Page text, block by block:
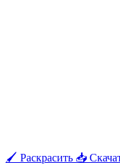
🖌 Раскрасить 📥